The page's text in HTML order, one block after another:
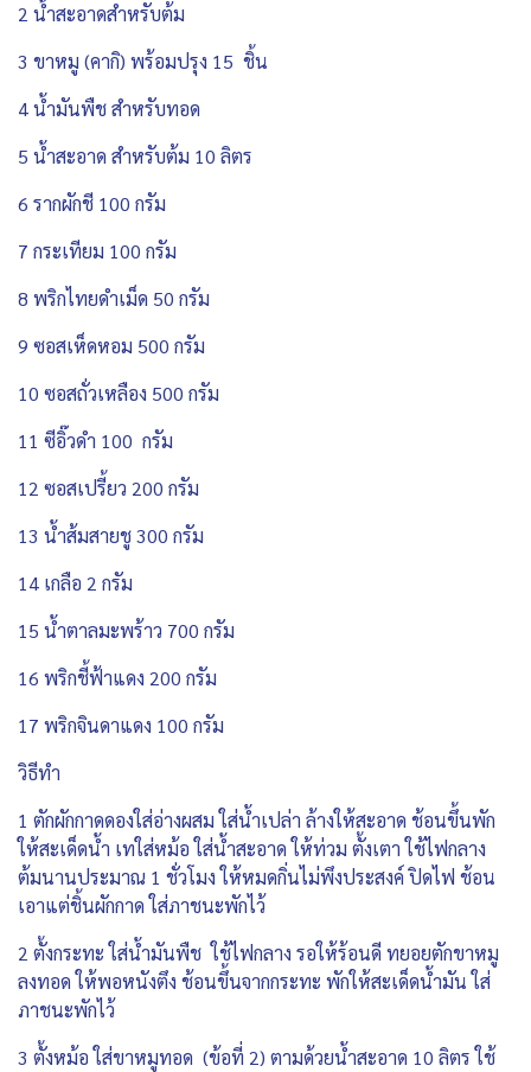
2 น้ำสะอาดสำหรับต้ม
3 ขาหมู (คากิ) พร้อมปรุง 15 ชิ้น
4 น้ำมันพืช สำหรับทอด
5 น้ำสะอาด สำหรับต้ม 10 ลิตร
6 รากผักชี 100 กรัม
7 กระเทียม 100 กรัม
8 พริกไทยดำเม็ด 50 กรัม
9 ซอสเห็ดหอม 500 กรัม
10 ซอสถั่วเหลือง 500 กรัม
11 ซีอิ๊วดำ 100 กรัม
12 ซอสเปรี้ยว 200 กรัม
13 น้ำส้มสายชู 300 กรัม
14 เกลือ 2 กรัม
15 น้ำตาลมะพร้าว 700 กรัม
16 พริกชี้ฟ้าแดง 200 กรัม
17 พริกจินดาแดง 100 กรัม
วิธีทำ
1 ตักผักกาดดองใส่อ่างผสม ใส่น้ำเปล่า ล้างให้สะอาด ช้อนขึ้นพัก
ให้สะเด็ดน้ำ เทใส่หม้อ ใส่น้ำสะอาด ให้ท่วม ตั้งเตา ใช้ไฟกลาง
ต้มนานประมาณ 1 ชั่วโมง ให้หมดกิ่นไม่พึงประสงค์ ปิดไฟ ช้อน
เอาแต่ชิ้นผักกาด ใส่ภาชนะพักไว้
2 ตั้งกระทะ ใส่น้ำมันพืช ใช้ไฟกลาง รอให้ร้อนดี ทยอยตักขาหมู
ลงทอด ให้พอหนังตึง ช้อนขึ้นจากกระทะ พักให้สะเด็ดน้ำมัน ใส่
ภาชนะพักไว้
3 ตั้งหม้อ ใส่ขาหมูทอด (ข้อที่ 2) ตามด้วยน้ำสะอาด 10 ลิตร ใช้